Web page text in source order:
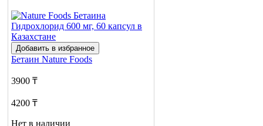
Добавить в избранное
Бетаин Nature Foods
3900 ₸
4200 ₸
Нет в наличии